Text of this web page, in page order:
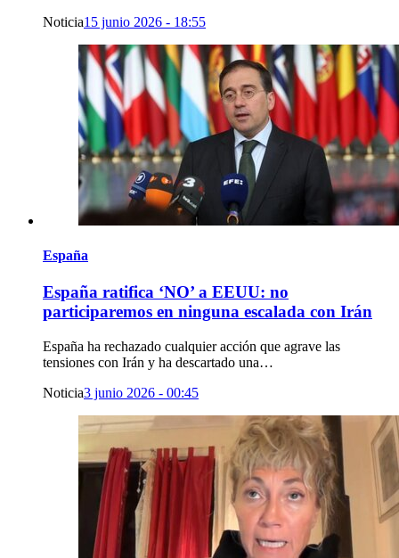
Noticia15 junio 2026 - 18:55
España
España ratifica ‘NO’ a EEUU: no
participaremos en ninguna escalada con Irán
España ha rechazado cualquier acción que agrave las
tensiones con Irán y ha descartado una…
Noticia3 junio 2026 - 00:45